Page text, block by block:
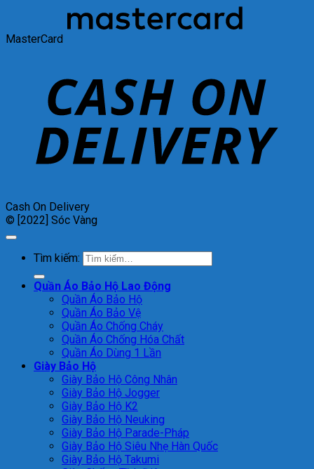
MasterCard
Cash On Delivery
© [2022] Sóc Vàng
Tìm kiếm:
Quần Áo Bảo Hộ Lao Động
Quần Áo Bảo Hộ
Quần Áo Bảo Vệ
Quần Áo Chống Cháy
Quần Áo Chống Hóa Chất
Quần Áo Dùng 1 Lần
Giày Bảo Hộ
Giày Bảo Hộ Công Nhân
Giày Bảo Hộ Jogger
Giày Bảo Hộ K2
Giày Bảo Hộ Neuking
Giày Bảo Hộ Parade-Pháp
Giày Bảo Hộ Siêu Nhẹ Hàn Quốc
Giày Bảo Hộ Takumi